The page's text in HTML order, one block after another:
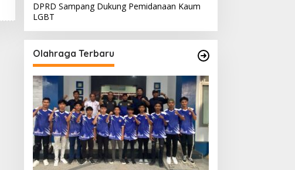
DPRD Sampang Dukung Pemidanaan Kaum
LGBT
Olahraga Terbaru